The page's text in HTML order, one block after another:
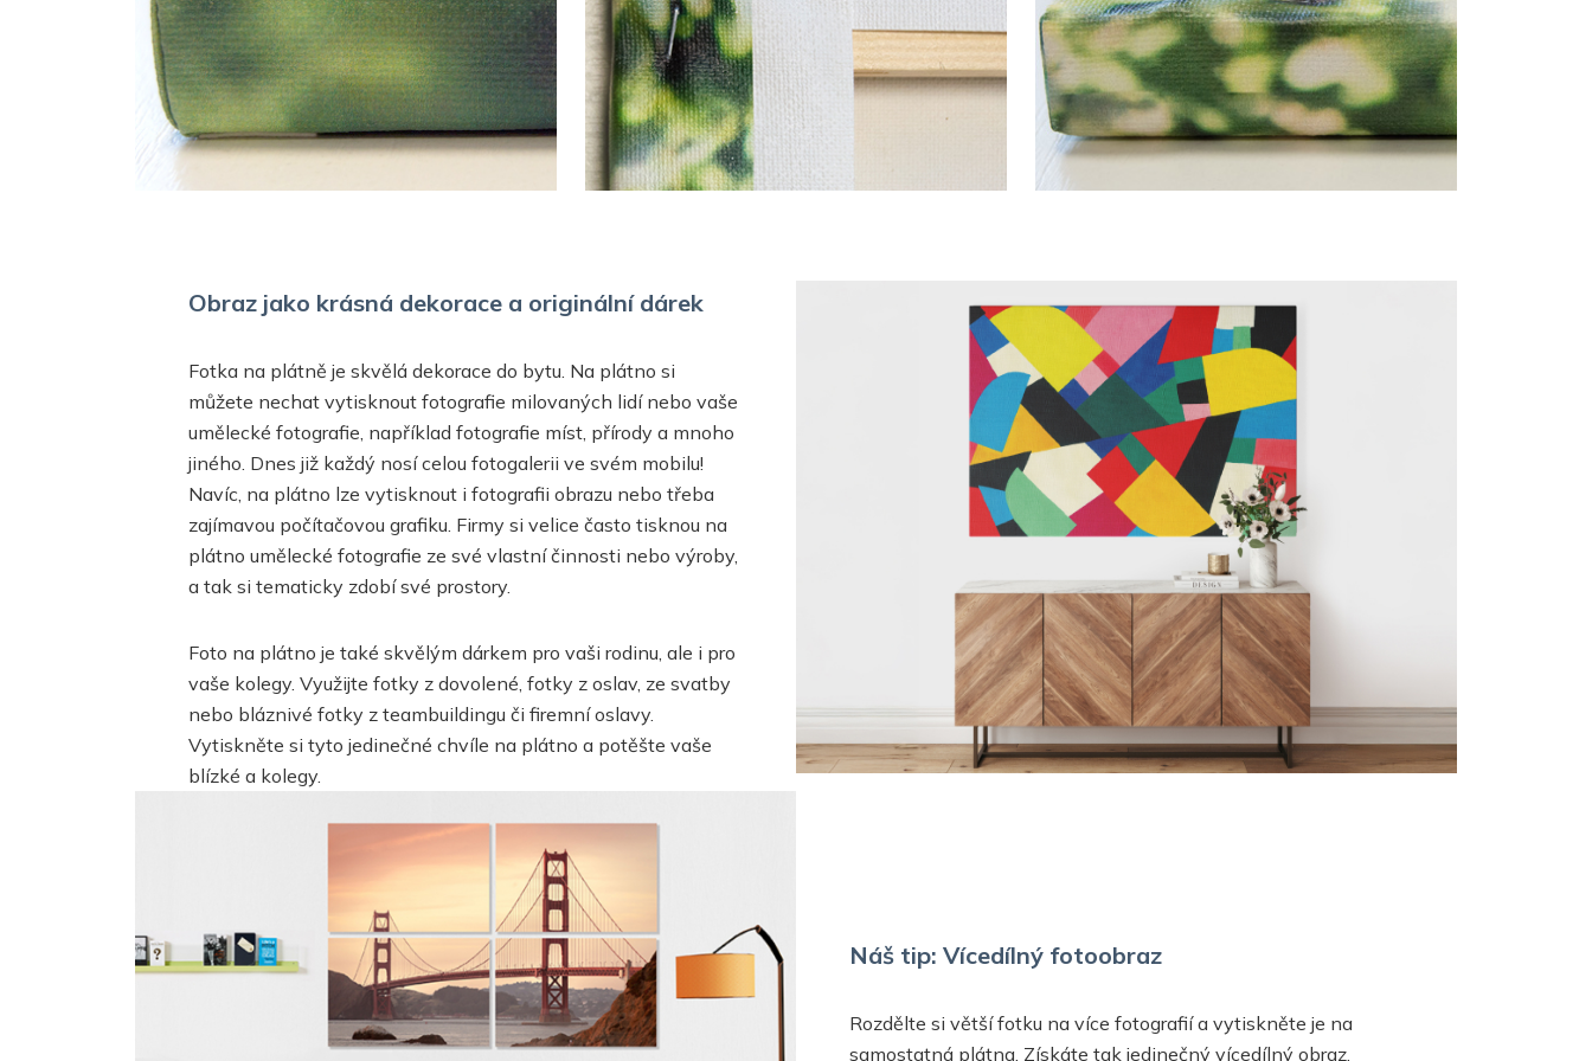
Obraz jako krásná dekorace a originální dárek
Fotka na plátně je skvělá dekorace do bytu. Na plátno si
můžete nechat vytisknout fotografie milovaných lidí nebo vaše
umělecké fotografie, například fotografie míst, přírody a mnoho
jiného. Dnes již každý nosí celou fotogalerii ve svém mobilu!
Navíc, na plátno lze vytisknout i fotografii obrazu nebo třeba
zajímavou počítačovou grafiku. Firmy si velice často tisknou na
plátno umělecké fotografie ze své vlastní činnosti nebo výroby,
a tak si tematicky zdobí své prostory.
Foto na plátno je také skvělým dárkem pro vaši rodinu, ale i pro
vaše kolegy. Využijte fotky z dovolené, fotky z oslav, ze svatby
nebo bláznivé fotky z teambuildingu či firemní oslavy.
Vytiskněte si tyto jedinečné chvíle na plátno a potěšte vaše
blízké a kolegy.
Náš tip: Vícedílný fotoobraz
Rozdělte si větší fotku na více fotografií a vytiskněte je na
samostatná plátna. Získáte tak jedinečný vícedílný obraz,